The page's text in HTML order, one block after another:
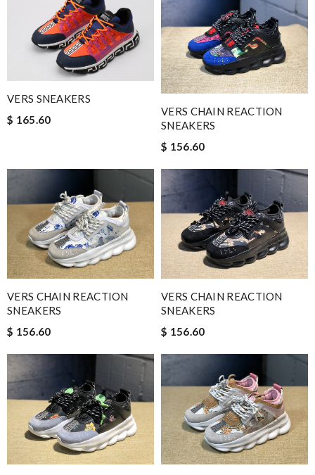
VERS SNEAKERS
$ 165.60
VERS CHAIN REACTION
SNEAKERS
$ 156.60
VERS CHAIN REACTION
SNEAKERS
$ 156.60
VERS CHAIN REACTION
SNEAKERS
$ 156.60